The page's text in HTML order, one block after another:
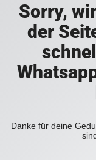
Sorry,
der
Danke für deine